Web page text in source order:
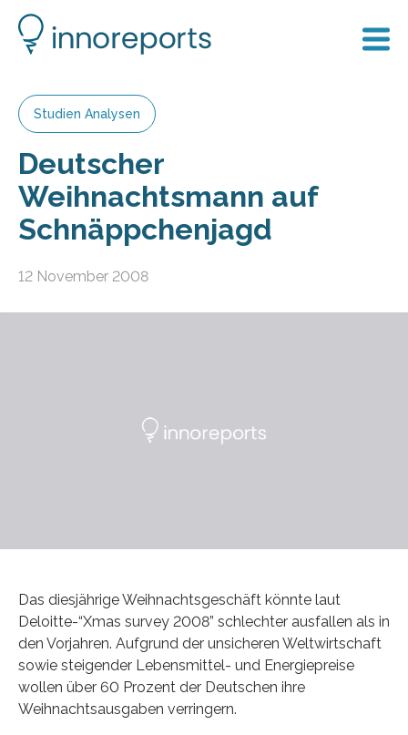
Studien Analysen
Deutscher
Weihnachtsmann auf
Schnäppchenjagd
12 November 2008
Das diesjährige Weihnachtsgeschäft könnte laut
Deloitte-“Xmas survey 2008” schlechter ausfallen als in
den Vorjahren. Aufgrund der unsicheren Weltwirtschaft
sowie steigender Lebensmittel- und Energiepreise
wollen über 60 Prozent der Deutschen ihre
Weihnachtsausgaben verringern.